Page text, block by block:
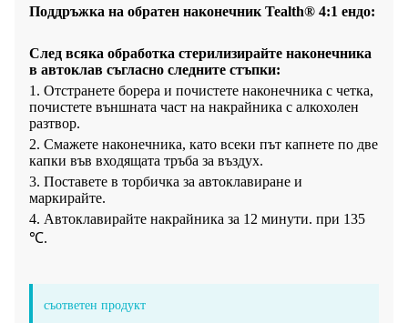
Поддръжка на обратен наконечник Tealth® 4:1 ендо:
След всяка обработка стерилизирайте наконечника
в автоклав съгласно следните стъпки:
1. Отстранете борера и почистете наконечника с четка,
почистете външната част на накрайника с алкохолен
разтвор.
2. Смажете наконечника, като всеки път капнете по две
капки във входящата тръба за въздух.
3. Поставете в торбичка за автоклавиране и
маркирайте.
4. Автоклавирайте накрайника за 12 минути. при 135
℃.
съответен продукт